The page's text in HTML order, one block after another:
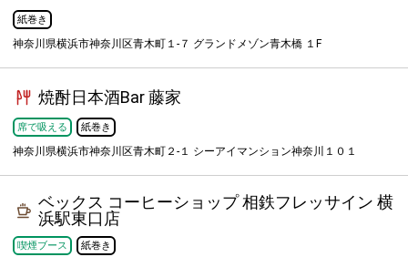
紙巻き
神奈川県横浜市神奈川区青木町１-７ グランドメゾン青木橋 １F
焼酎日本酒Bar 藤家
席で吸える 紙巻き
神奈川県横浜市神奈川区青木町２-１ シーアイマンション神奈川１０１
ベックス コーヒーショップ 相鉄フレッサイン 横
浜駅東口店
喫煙ブース 紙巻き